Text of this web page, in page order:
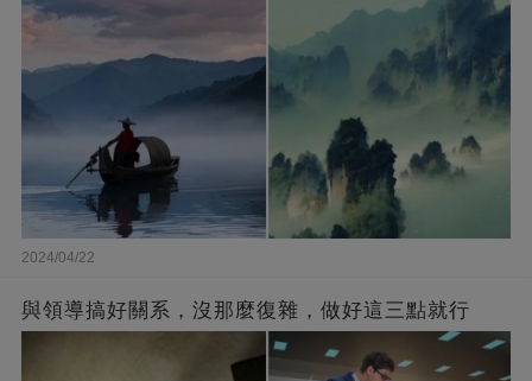
2024/04/22
與領導搞好關系，沒那麼復雜，做好這三點就行